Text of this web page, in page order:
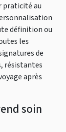
praticité au
définition ou
les
de
résistantes
après
soin